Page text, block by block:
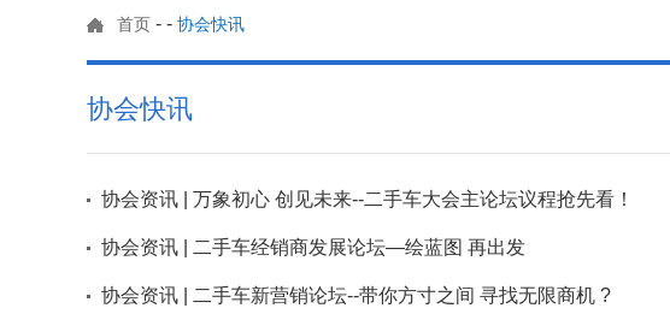
首页 - - 协会快讯
协会快讯
协会资讯 | 万象初心 创见未来--二手车大会主论坛议程抢先看！
协会资讯 | 二手车经销商发展论坛—绘蓝图 再出发
协会资讯 | 二手车新营销论坛--带你方寸之间 寻找无限商机 ?